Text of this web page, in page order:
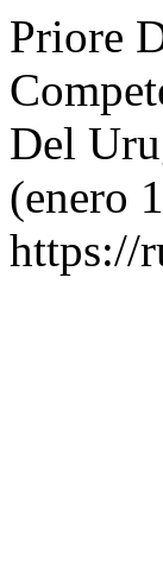
Priore
Del
(enero
https://